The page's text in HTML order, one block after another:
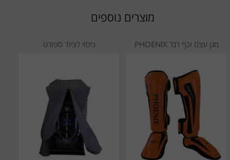
מוצרים נוספים
מגן עצם וכף רגל PHOENIX כיסוי לציוד ספורט